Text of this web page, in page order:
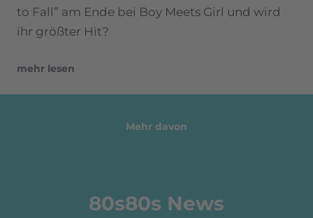
to Fall” am Ende bei Boy Meets Girl und wird
ihr größter Hit?
mehr lesen
Mehr davon
80s80s News